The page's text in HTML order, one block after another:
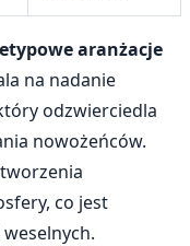
aranżacje
na nadanie
odzwierciedla
nowożeńców.
co jest